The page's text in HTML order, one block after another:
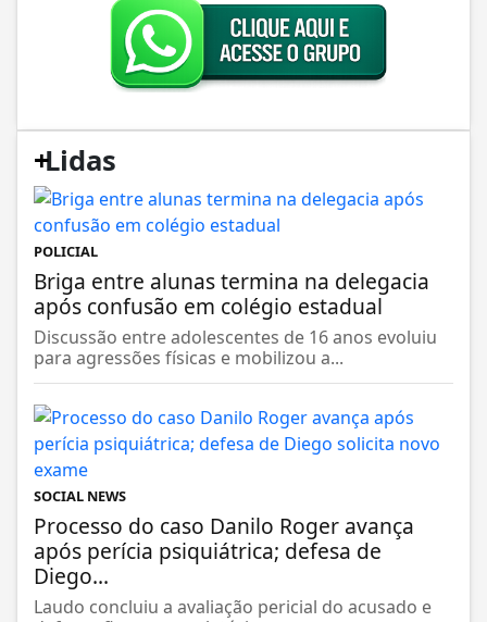
+
Lidas
POLICIAL
Briga entre alunas termina na delegacia
após confusão em colégio estadual
Discussão entre adolescentes de 16 anos evoluiu
para agressões físicas e mobilizou a...
SOCIAL NEWS
Processo do caso Danilo Roger avança
após perícia psiquiátrica; defesa de
Diego...
Laudo concluiu a avaliação pericial do acusado e